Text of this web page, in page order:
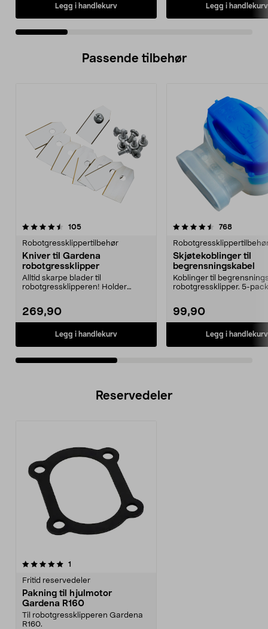
Legg i handlekurv Legg i handlekurv
Passende tilbehør
105anmeldelser
Robotgressklippertilbehør
Kniver til Gardena
robotgressklipper
Alltid skarpe blader til
robotgressklipperen! Holder
269,90
Legg i handlekurv
4.5av 5 stjerner 768
Skjøtekoblinger til
begrensningskabel
Koblinger til
robotgressklipper. 5-
99,90
Legg i handlekurv
3.0av 5 stjerner
Reservedeler
1
Fritid reservedeler
Pakning til hjulmotor
Gardena R160
Til robotgressklipperen Gardena
R160.